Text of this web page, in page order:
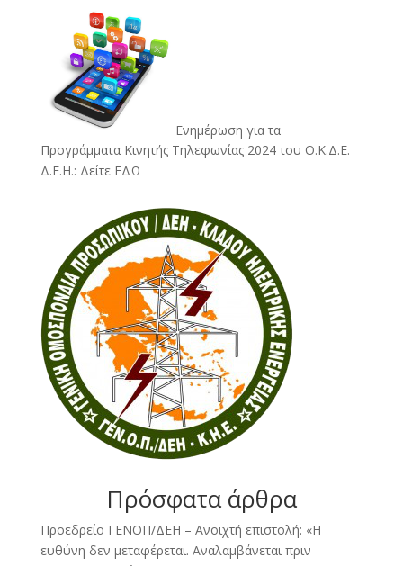
Ενημέρωση για τα
Προγράμματα Κινητής Τηλεφωνίας 2024 του Ο.Κ.Δ.Ε.
Δ.Ε.Η.: Δείτε ΕΔΩ
Πρόσφατα άρθρα
Προεδρείο ΓΕΝΟΠ/ΔΕΗ – Ανοιχτή επιστολή: «Η
ευθύνη δεν μεταφέρεται. Αναλαμβάνεται πριν